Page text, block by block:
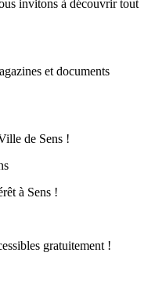
invitons à découvrir tout
et documents
de Sens !
à Sens !
gratuitement !